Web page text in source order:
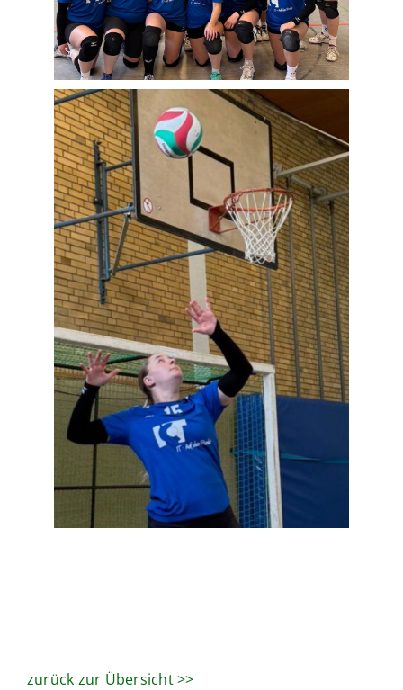
zurück zur Übersicht >>